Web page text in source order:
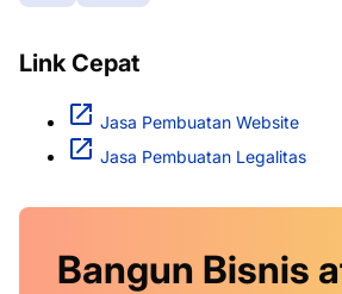
Link Cepat
Jasa Pembuatan Website
Jasa Pembuatan Legalitas
Bangun Bisnis